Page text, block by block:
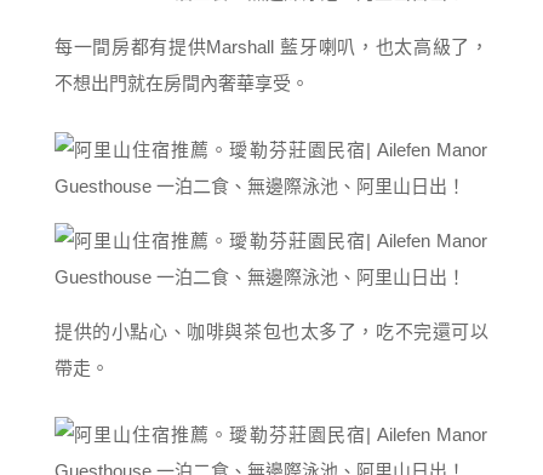
每一間房都有提供Marshall 藍牙喇叭，也太高級了，
不想出門就在房間內奢華享受。
提供的小點心、咖啡與茶包也太多了，吃不完還可以
帶走。